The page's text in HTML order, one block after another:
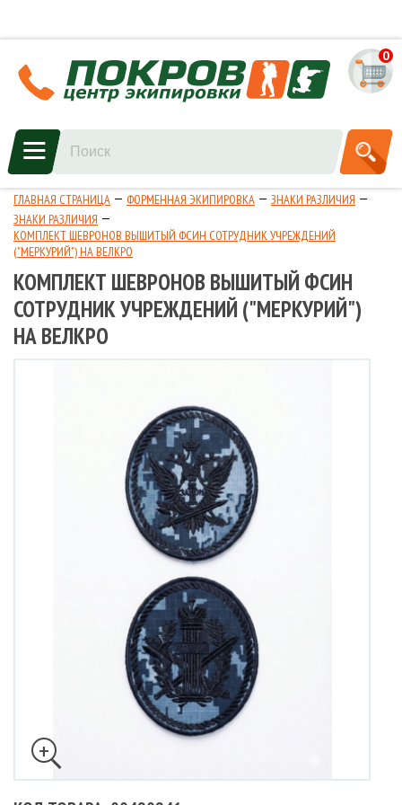
0
ГЛАВНАЯ СТРАНИЦА ФОРМЕННАЯ ЭКИПИРОВКА
ЗНАКИ РАЗЛИЧИЯ
ЗНАКИ РАЗЛИЧИЯ
КОМПЛЕКТ ШЕВРОНОВ ВЫШИТЫЙ ФСИН СОТРУДНИК УЧРЕЖДЕНИЙ
("МЕРКУРИЙ") НА ВЕЛКРО
КОМПЛЕКТ ШЕВРОНОВ ВЫШИТЫЙ ФСИН
СОТРУДНИК УЧРЕЖДЕНИЙ ("МЕРКУРИЙ")
НА ВЕЛКРО